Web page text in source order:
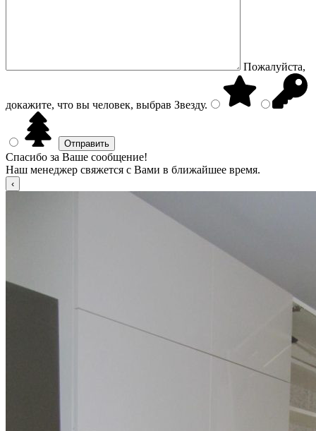
Пожалуйста,
докажите, что вы человек, выбрав Звезду.
Спасибо за Ваше сообщение!
Наш менеджер свяжется с Вами в ближайшее время.